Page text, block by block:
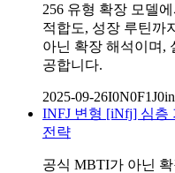
256 유형 확장 모델
적합도, 성장 루틴까
아닌 확장 해석이며,
공합니다.
2025-09-26I0N0F1J0
INFJ 변형 [iNfj] 심층
전략
공식 MBTI가 아닌